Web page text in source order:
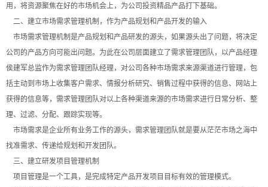
用，将资源聚焦在好的市场机会上，为公司投资精品产品打下基础。
二、建立市场需求管理机制，作为产品规划和产品开发的输入
市场需求管理机制是产品规划和产品研发的源头，如果源头出了问题，将决定
公司的产品方向可能出问题。为此在公司层面建立了需求管理团队，以产品经理
侯建军总监作为需求管理团队经理，对公司各种市场需求来源渠道进行管理，包
括主动到市场上收集客户需求、情报分析研究、销售过程中获得的信息、网站上
获得的信息等，需求管理团队对以上各种渠道来源的市场需求进行日常分析、整
理、过滤、分配、跟踪实现等。
市场需求是企业所有业务工作的源头，需求管理团队就是要从茫茫市场之海中
找准需求、传递给规划和开发团队。
三、建立研发项目管理机制
项目管理是一个工具，是完成特定产品开发项目目标有效的管理模式。